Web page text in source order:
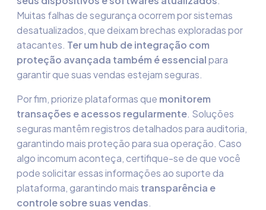
Muitas falhas de segurança ocorrem por sistemas
desatualizados, que deixam brechas exploradas por
atacantes. Ter um hub de integração com
proteção avançada também é essencialpara
garantir que suas vendas estejam seguras.
Por fim, priorize plataformas que monitorem
transações e acessos regularmente. Soluções
seguras mantêm registros detalhados para auditoria,
garantindo mais proteção para sua operação. Caso
algo incomum aconteça, certifique-se de que você
pode solicitar essas informações ao suporte da
plataforma, garantindo mais transparência e
controle sobre suas vendas.